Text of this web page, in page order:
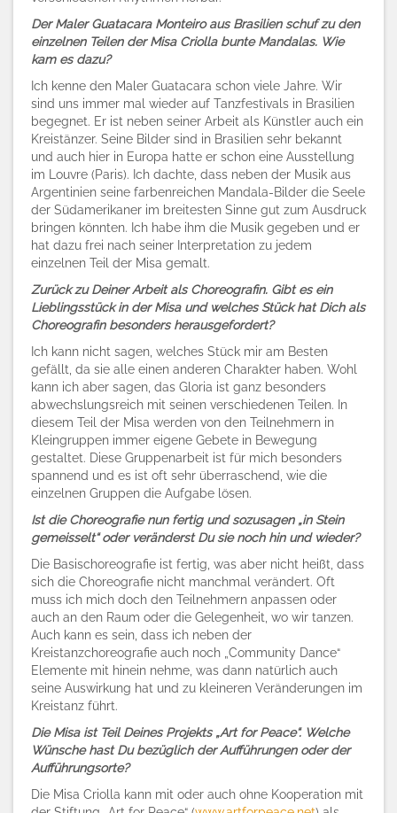
Der Maler Guatacara Monteiro aus Brasilien schuf zu den
einzelnen Teilen der Misa Criolla bunte Mandalas. Wie
kam es dazu?
Ich kenne den Maler Guatacara schon viele Jahre. Wir
sind uns immer mal wieder auf Tanzfestivals in Brasilien
begegnet. Er ist neben seiner Arbeit als Künstler auch ein
Kreistänzer. Seine Bilder sind in Brasilien sehr bekannt
und auch hier in Europa hatte er schon eine Ausstellung
im Louvre (Paris). Ich dachte, dass neben der Musik aus
Argentinien seine farbenreichen Mandala-Bilder die Seele
der Südamerikaner im breitesten Sinne gut zum Ausdruck
bringen könnten. Ich habe ihm die Musik gegeben und er
hat dazu frei nach seiner Interpretation zu jedem
einzelnen Teil der Misa gemalt.
Zurück zu Deiner Arbeit als Choreografin. Gibt es ein
Lieblingsstück in der Misa und welches Stück hat Dich als
Choreografin besonders herausgefordert?
Ich kann nicht sagen, welches Stück mir am Besten
gefällt, da sie alle einen anderen Charakter haben. Wohl
kann ich aber sagen, das Gloria ist ganz besonders
abwechslungsreich mit seinen verschiedenen Teilen. In
diesem Teil der Misa werden von den Teilnehmern in
Kleingruppen immer eigene Gebete in Bewegung
gestaltet. Diese Gruppenarbeit ist für mich besonders
spannend und es ist oft sehr überraschend, wie die
einzelnen Gruppen die Aufgabe lösen.
Ist die Choreografie nun fertig und sozusagen „in Stein
gemeisselt“ oder veränderst Du sie noch hin und wieder?
Die Basischoreografie ist fertig, was aber nicht heißt, dass
sich die Choreografie nicht manchmal verändert. Oft
muss ich mich doch den Teilnehmern anpassen oder
auch an den Raum oder die Gelegenheit, wo wir tanzen.
Auch kann es sein, dass ich neben der
Kreistanzchoreografie auch noch „Community Dance“
Elemente mit hinein nehme, was dann natürlich auch
seine Auswirkung hat und zu kleineren Veränderungen im
Kreistanz führt.
Die Misa ist Teil Deines Projekts „Art for Peace“. Welche
Wünsche hast Du bezüglich der Aufführungen oder der
Aufführungsorte?
Die Misa Criolla kann mit oder auch ohne Kooperation mit